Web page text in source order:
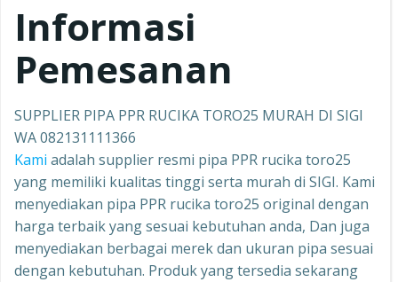
Informasi
Pemesanan
SUPPLIER PIPA PPR RUCIKA TORO25 MURAH DI SIGI
WA 082131111366
Kami adalah supplier resmi pipa PPR rucika toro25
yang memiliki kualitas tinggi serta murah di SIGI. Kami
menyediakan pipa PPR rucika toro25 original dengan
harga terbaik yang sesuai kebutuhan anda, Dan juga
menyediakan berbagai merek dan ukuran pipa sesuai
dengan kebutuhan. Produk yang tersedia sekarang